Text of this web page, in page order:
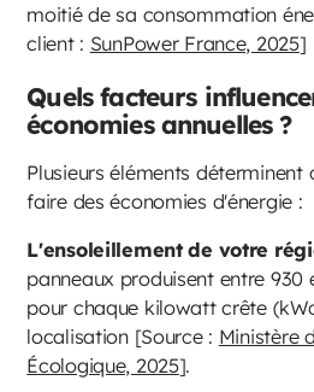
moitié de sa consommation
client : SunPower France, 2025]
Quels facteurs
économies annuelles ?
Plusieurs éléments déterminent
faire des économies d'énergie :
L'ensoleillement de votre
panneaux produisent entre 930
pour chaque kilowatt crête
localisation [Source : Ministère
Écologique, 2025].